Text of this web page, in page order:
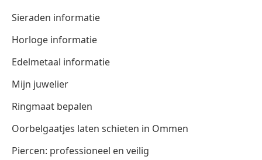
Sieraden informatie
Horloge informatie
Edelmetaal informatie
Mijn juwelier
Ringmaat bepalen
Oorbelgaatjes laten schieten in Ommen
Piercen: professioneel en veilig